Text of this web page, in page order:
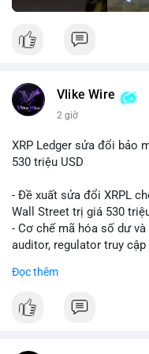
Vlike Wire
2 giờ
XRP Ledger sửa đổi bảo
530 triệu USD
- Đề xuất sửa đổi XRPL
Wall Street trị giá 530
- Cơ chế mã hóa số dư
auditor, regulator truy
tài chính.
chức tài chính.
Đọc thêm